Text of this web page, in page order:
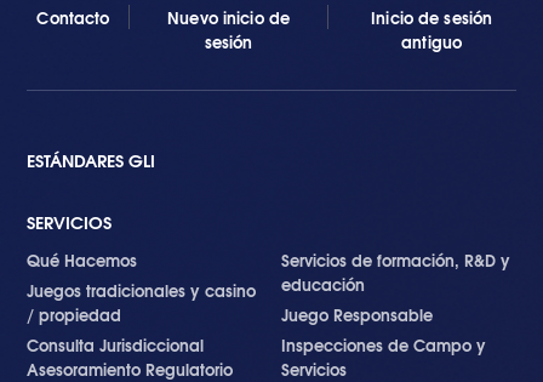
Contacto
Nuevo inicio de
sesión
Inicio de sesión
antiguo
ESTÁNDARES GLI
SERVICIOS
Qué Hacemos
Juegos tradicionales y casino
/ propiedad
Consulta Jurisdiccional
Asesoramiento Regulatorio
Servicios de formación, R&D y
educación
Juego Responsable
Inspecciones de Campo y
Servicios